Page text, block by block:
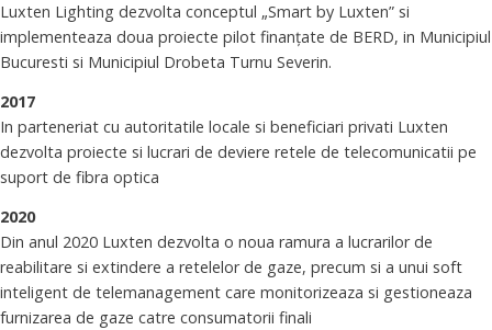
Luxten Lighting dezvolta conceptul „Smart by Luxten” si
implementeaza doua proiecte pilot finanțate de BERD, in Municipiul
Bucuresti si Municipiul Drobeta Turnu Severin.
2017
In parteneriat cu autoritatile locale si beneficiari privati Luxten
dezvolta proiecte si lucrari de deviere retele de telecomunicatii pe
suport de fibra optica
2020
Din anul 2020 Luxten dezvolta o noua ramura a lucrarilor de
reabilitare si extindere a retelelor de gaze, precum si a unui soft
inteligent de telemanagement care monitorizeaza si gestioneaza
furnizarea de gaze catre consumatorii finali